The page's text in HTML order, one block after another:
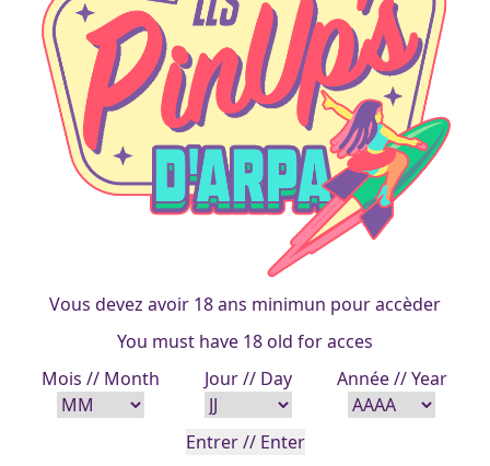
Vous devez avoir 18 ans minimun pour accèder
You must have 18 old for acces
Mois // Month
Jour // Day Année // Year